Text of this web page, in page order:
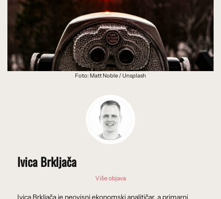
Foto: Matt Noble / Unsplash
Ivica Brkljača
Više objava
Ivica Brkljača je neovisni ekonomski analitičar, a primarni